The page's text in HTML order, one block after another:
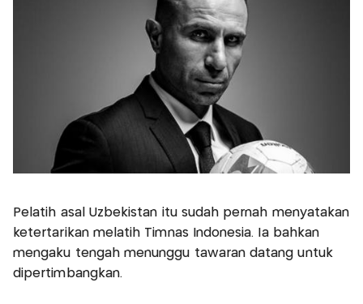
Pelatih asal Uzbekistan itu sudah pernah menyatakan
ketertarikan melatih Timnas Indonesia. Ia bahkan
mengaku tengah menunggu tawaran datang untuk
dipertimbangkan.